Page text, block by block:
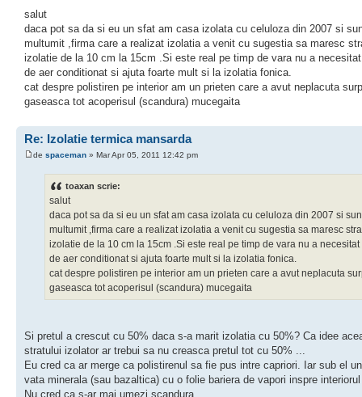
salut
daca pot sa da si eu un sfat am casa izolata cu celuloza din 2007 si
multumit ,firma care a realizat izolatia a venit cu sugestia sa maresc
izolatie de la 10 cm la 15cm .Si este real pe timp de vara nu a
de aer conditionat si ajuta foarte mult si la izolatia fonica.
cat despre polistiren pe interior am un prieten care a avut neplacuta
gaseasca tot acoperisul (scandura) mucegaita
Re: Izolatie termica mansarda
de spaceman » Mar Apr 05, 2011 12:42 pm
toaxan scrie:
salut
daca pot sa da si eu un sfat am casa izolata cu celuloza din 2007 si
multumit ,firma care a realizat izolatia a venit cu sugestia sa maresc
izolatie de la 10 cm la 15cm .Si este real pe timp de vara nu a
de aer conditionat si ajuta foarte mult si la izolatia fonica.
cat despre polistiren pe interior am un prieten care a avut neplacuta
gaseasca tot acoperisul (scandura) mucegaita
Si pretul a crescut cu 50% daca s-a marit izolatia cu 50%? Ca idee
stratului izolator ar trebui sa nu creasca pretul tot cu 50% ...
Eu cred ca ar merge ca polistirenul sa fie pus intre capriori. Iar sub el
vata minerala (sau bazaltica) cu o folie bariera de vapori inspre
Nu cred ca s-ar mai umezi scandura.